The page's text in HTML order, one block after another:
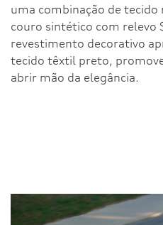
uma combinação de
couro sintético com relevo
revestimento decorativo
tecido têxtil preto,
abrir mão da elegância.